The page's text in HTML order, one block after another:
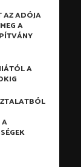
AZ ADÓJA
A
A
A